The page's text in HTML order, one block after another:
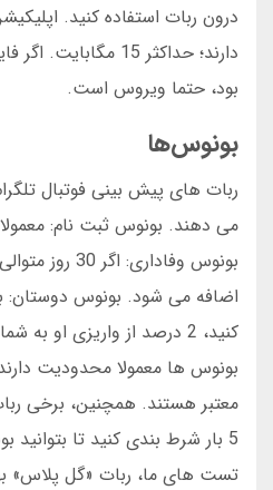
درون ربات استفاده کنید.
بود، حتما ویروس است.
بونوس‌ها
ربات های پیش بینی فوتبال
اضافه می شود. بونوس
کنید، 2 درصد از واریزی او
معتبر هستند. همچنین، برخی
5 بار شرط بندی کنید تا
تست های ما، ربات «گل پلاس»